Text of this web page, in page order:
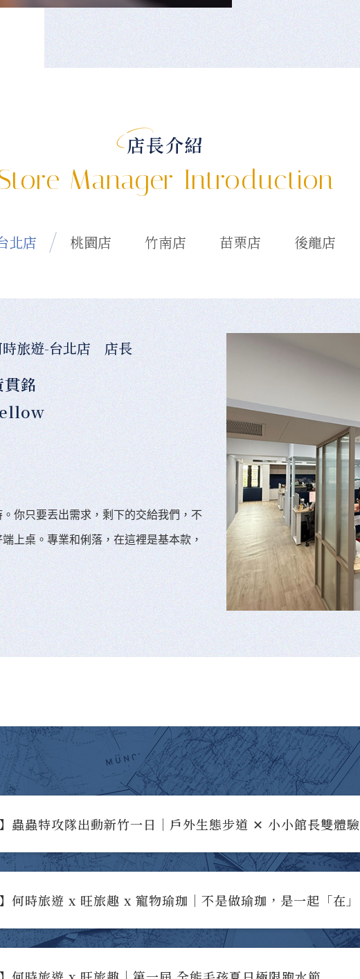
店長介紹
Manager Introduction
北店 桃園店 竹南店 苗栗店 後龍店
時旅遊-台北店 店長
貫銘
你只要丟出需求，剩下的交給我們，不
上桌。專業和俐落，在這裡是基本款，
】蟲蟲特攻隊出動新竹一日｜戶外生態步道 ✕ 小小館長雙體驗
何時旅遊 x 旺旅趣 x 寵物瑜珈｜不是做瑜珈，是一起「在」